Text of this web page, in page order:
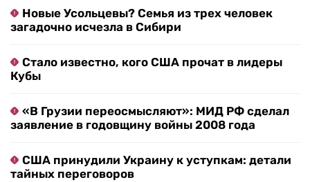
Новые Усольцевы? Семья из трех человек
загадочно исчезла в Сибири
Стало известно, кого США прочат в лидеры
Кубы
«В Грузии переосмысляют»: МИД РФ сделал
заявление в годовщину войны 2008 года
США принудили Украину к уступкам: детали
тайных переговоров